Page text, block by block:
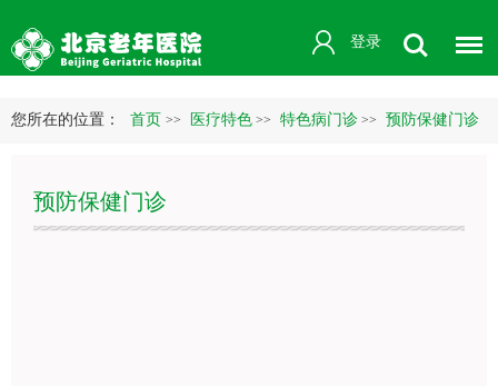
登录
您所在的位置： 首页 >> 医疗特色 >> 特色病门诊 >> 预防保健门诊
预防保健门诊